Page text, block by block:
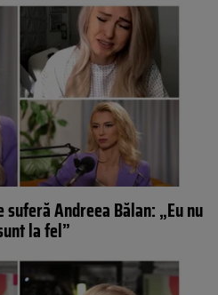
Andreea Bălan: „Eu nu
la fel”